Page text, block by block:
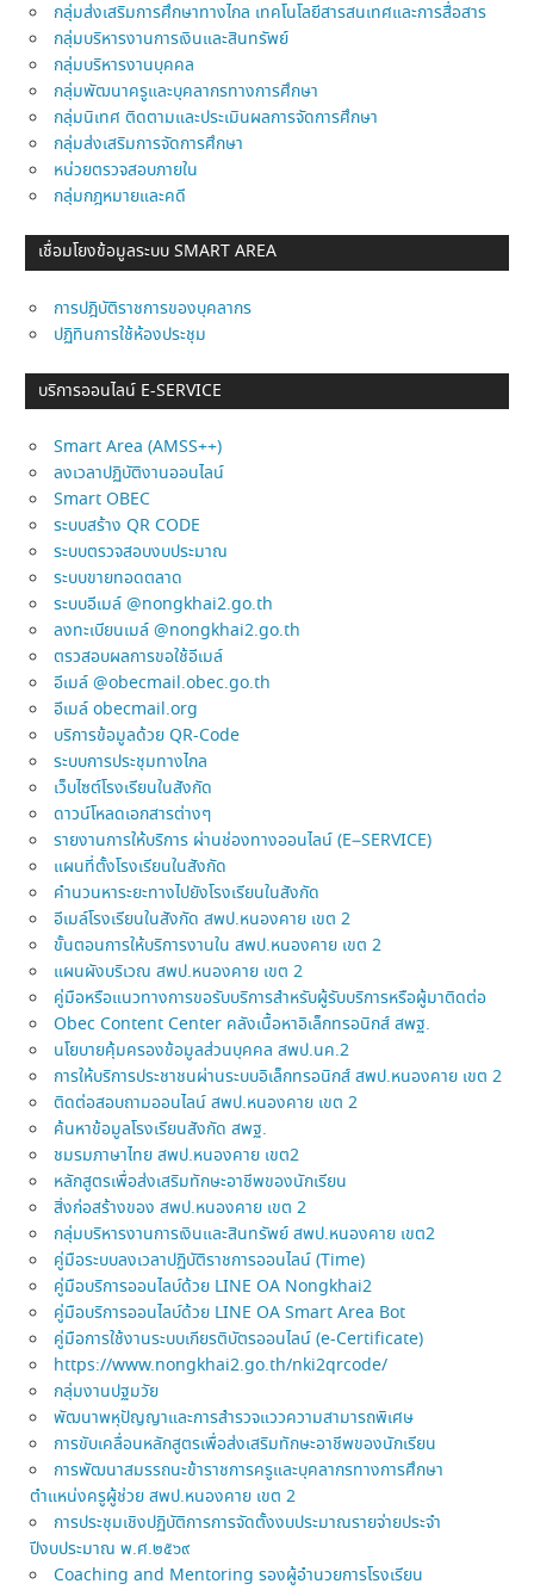
กลุ่มส่งเสริมการศึกษาทางไกล เทคโนโลยีสารสนเทศและการสื่อสาร
กลุ่มบริหารงานการเงินและสินทรัพย์
กลุ่มบริหารงานบุคคล
กลุ่มพัฒนาครูและบุคลากรทางการศึกษา
กลุ่มนิเทศ ติดตามและประเมินผลการจัดการศึกษา
กลุ่มส่งเสริมการจัดการศึกษา
หน่วยตรวจสอบภายใน
กลุ่มกฎหมายและคดี
เชื่อมโยงข้อมูลระบบ SMART AREA
การปฎิบัติราชการของบุคลากร
ปฏิทินการใช้ห้องประชุม
บริการออนไลน์ E-SERVICE
Smart Area (AMSS++)
ลงเวลาปฏิบัติงานออนไลน์
Smart OBEC
ระบบสร้าง QR CODE
ระบบตรวจสอบงบประมาณ
ระบบขายทอดตลาด
ระบบอีเมล์ @nongkhai2.go.th
ลงทะเบียนเมล์ @nongkhai2.go.th
ตรวสอบผลการขอใช้อีเมล์
อีเมล์ @obecmail.obec.go.th
อีเมล์ obecmail.org
บริการข้อมูลด้วย QR-Code
ระบบการประชุมทางไกล
เว็บไซต์โรงเรียนในสังกัด
ดาวน์โหลดเอกสารต่างๆ
รายงานการให้บริการ ผ่านช่องทางออนไลน์ (E–SERVICE)
แผนที่ตั้งโรงเรียนในสังกัด
คำนวนหาระยะทางไปยังโรงเรียนในสังกัด
อีเมล์โรงเรียนในสังกัด สพป.หนองคาย เขต 2
ขั้นตอนการให้บริการงานใน สพป.หนองคาย เขต 2
แผนผังบริเวณ สพป.หนองคาย เขต 2
คู่มือหรือแนวทางการขอรับบริการสำหรับผู้รับบริการหรือผู้มาติดต่อ
Obec Content Center คลังเนื้อหาอิเล็กทรอนิกส์ สพฐ.
นโยบายคุ้มครองข้อมูลส่วนบุคคล สพป.นค.2
การให้บริการประชาชนผ่านระบบอิเล็กทรอนิกส์ สพป.หนองคาย เขต 2
ติดต่อสอบถามออนไลน์ สพป.หนองคาย เขต 2
ค้นหาข้อมูลโรงเรียนสังกัด สพฐ.
ชมรมภาษาไทย สพป.หนองคาย เขต2
หลักสูตรเพื่อส่งเสริมทักษะอาชีพของนักเรียน
สิ่งก่อสร้างของ สพป.หนองคาย เขต 2
กลุ่มบริหารงานการเงินและสินทรัพย์ สพป.หนองคาย เขต2
คู่มือระบบลงเวลาปฏิบัติราชการออนไลน์ (Time)
คู่มือบริการออนไลบ์ด้วย LINE OA Nongkhai2
คู่มือบริการออนไลบ์ด้วย LINE OA Smart Area Bot
คู่มือการใช้งานระบบเกียรติบัตรออนไลน์ (e-Certificate)
https://www.nongkhai2.go.th/nki2qrcode/
กลุ่มงานปฐมวัย
พัฒนาพหุปัญญาและการสำรวจแววความสามารถพิเศษ
การขับเคลื่อนหลักสูตรเพื่อส่งเสริมทักษะอาชีพของนักเรียน
การพัฒนาสมรรถนะข้าราชการครูและบุคลากรทางการศึกษา
ตำแหน่งครูผู้ช่วย สพป.หนองคาย เขต 2
การประชุมเชิงปฏิบัติการการจัดตั้งงบประมาณรายจ่ายประจำ
ปีงบประมาณ พ.ศ.๒๕๖๙
Coaching and Mentoring รองผู้อำนวยการโรงเรียน